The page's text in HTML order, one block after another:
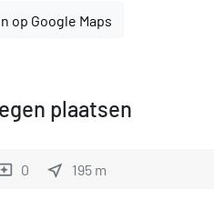
op Google Maps
plaatsen
0 near_me 195 m